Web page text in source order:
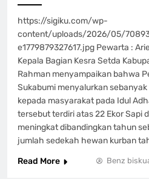
https://sigiku.com/wp-
content/uploads/2026/05/
e1779879327617.jpg Pewarta :
Kepala Bagian Kesra Setda
Rahman menyampaikan bahwa
Sukabumi menyalurkan
kepada masyarakat pada Idul
tersebut terdiri atas 22 Ekor Sapi
meningkat dibandingkan tahun
jumlah sedekah hewan kurban
Read More
Benz